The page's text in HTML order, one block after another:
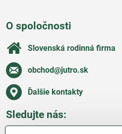
O spoločnosti
Slovenská rodinná firma
obchod​@jutro​.sk
Ďalšie kontakty
Sledujte nás: